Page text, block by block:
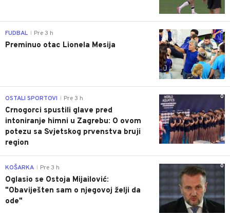
0
FUDBAL Pre 3 h
Preminuo otac Lionela Mesija
0
OSTALI SPORTOVI Pre 3 h
Crnogorci spustili glave pred
intoniranje himni u Zagrebu: O ovom
potezu sa Svjetskog prvenstva bruji
region
0
KOŠARKA Pre 3 h
Oglasio se Ostoja Mijailović:
"Obaviješten sam o njegovoj želji da
ode"